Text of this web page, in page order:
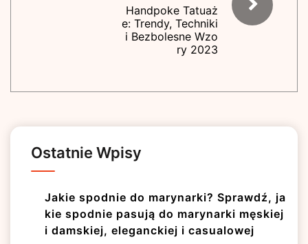
Handpoke Tatuaż
e: Trendy, Techniki
i Bezbolesne Wzo
ry 2023
Ostatnie Wpisy
Jakie spodnie do marynarki? Sprawdź, ja
kie spodnie pasują do marynarki męskiej
i damskiej, eleganckiej i casualowej